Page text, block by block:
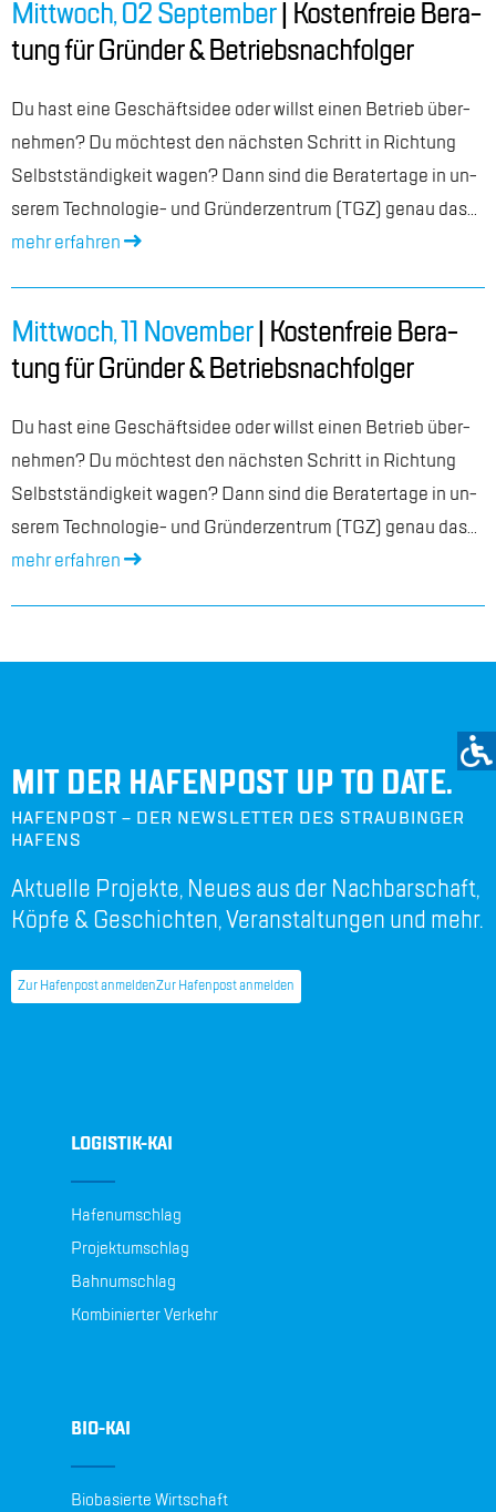
Mitt­woch, 02 Sep­tem­ber
| Kos­ten­freie Be­ra­
tung für Grün­der & Be­triebs­nach­fol­ger
Du hast eine Ge­schäfts­idee oder willst ei­nen Be­trieb über­
neh­men? Du möch­test den nächs­ten Schritt in Rich­tung
Selbst­stän­dig­keit wa­gen? Dann sind die Be­ra­ter­ta­ge in un­
se­rem Tech­no­lo­gie- und Grün­der­zen­trum (TGZ) ge­nau das...
mehr er­fah­ren
Mitt­woch, 11 No­vem­ber
| Kos­ten­freie Be­ra­
tung für Grün­der & Be­triebs­nach­fol­ger
Du hast eine Ge­schäfts­idee oder willst ei­nen Be­trieb über­
neh­men? Du möch­test den nächs­ten Schritt in Rich­tung
Selbst­stän­dig­keit wa­gen? Dann sind die Be­ra­ter­ta­ge in un­
se­rem Tech­no­lo­gie- und Grün­der­zen­trum (TGZ) ge­nau das...
mehr er­fah­ren
MIT DER HAFENPOST UP TO DATE.
HAFENPOST – DER NEWSLETTER DES STRAUBINGER
HAFENS
Aktuelle Projekte, Neues aus der Nachbarschaft,
Köpfe & Geschichten, Veranstaltungen und mehr.
Zur Hafenpost anmeldenZur Hafenpost anmelden
LOGISTIK-KAI
Hafenumschlag
Projektumschlag
Bahnumschlag
Kombinierter Verkehr
BIO-KAI
Biobasierte Wirtschaft